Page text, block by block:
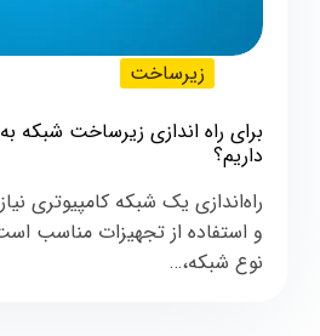
زیرساخت
برای راه‌ اندازی زیرساخت شبکه
داریم؟
راه‌اندازی یک شبکه کامپیوتری
و استفاده از تجهیزات مناسب
نوع شبکه،…